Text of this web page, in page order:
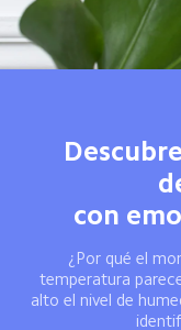
con
¿Por qué el
temperatura
alto el nivel de